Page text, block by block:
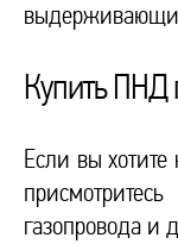
Купить ПНД
Если вы
газопровода и